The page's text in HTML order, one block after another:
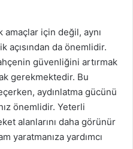
için değil, aynı
açısından da önemlidir.
güvenliğini artırmak
gerekmektedir. Bu
aydınlatma gücünü
önemlidir. Yeterli
alanlarını daha görünür
yaratmanıza yardımcı